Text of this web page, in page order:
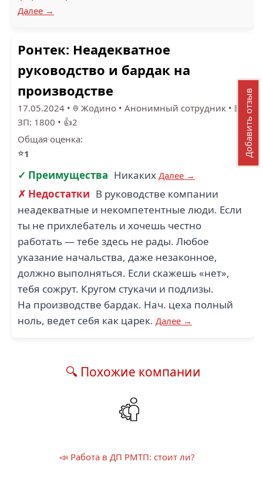
Далее →
Ронтек: Неадекватное
руководство и бардак на
производстве
17.05.2024 • Жодино • Анонимный сотрудник • 💵
ЗП: 1800 • 👍2
Общая оценка:
⭐1
✓ Преимущества Никаких Далее →
✗ Недостатки В руководстве компании
неадекватные и некомпетентные люди. Если
ты не прихлебатель и хочешь честно
работать — тебе здесь не рады. Любое
указание начальства, даже незаконное,
должно выполняться. Если скажешь «нет»,
тебя сожрут. Кругом стукачи и подлизы.
На производстве бардак. Нач. цеха полный
ноль, ведет себя как царек. Далее →
🔍 Похожие компании
📣 Работа в ДП РМТП: стоит ли?
Добавить отзыв